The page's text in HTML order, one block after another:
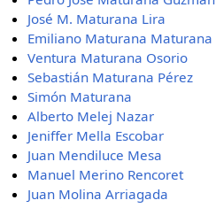
José M. Maturana Lira
Emiliano Maturana Maturana
Ventura Maturana Osorio
Sebastián Maturana Pérez
Simón Maturana
Alberto Melej Nazar
Jeniffer Mella Escobar
Juan Mendiluce Mesa
Manuel Merino Rencoret
Juan Molina Arriagada